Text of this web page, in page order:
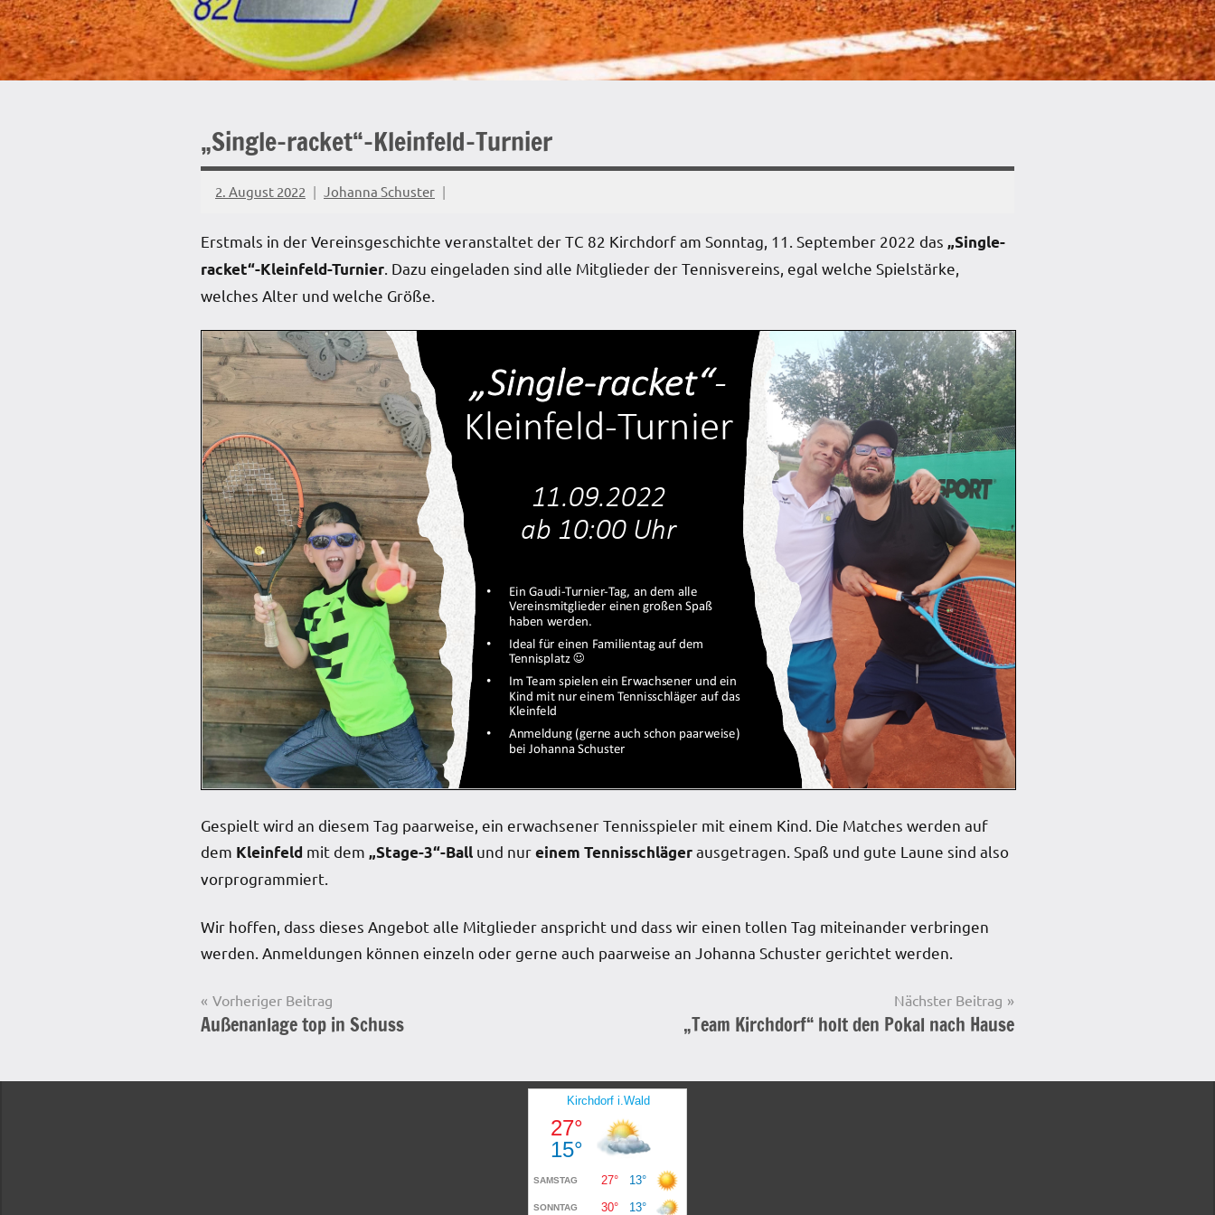
„Single-racket“-Kleinfeld-Turnier
2. August 2022 Johanna Schuster
Erstmals in der Vereinsgeschichte veranstaltet der TC 82 Kirchdorf am Sonntag, 11. September 2022 das „Single-
racket“-Kleinfeld-Turnier. Dazu eingeladen sind alle Mitglieder der Tennisvereins, egal welche Spielstärke,
welches Alter und welche Größe.
Gespielt wird an diesem Tag paarweise, ein erwachsener Tennisspieler mit einem Kind. Die Matches werden auf
dem Kleinfeld mit dem „Stage-3“-Ball und nureinem Tennisschlägerausgetragen. Spaß und gute Laune sind also
vorprogrammiert.
Wir hoffen, dass dieses Angebot alle Mitglieder anspricht und dass wir einen tollen Tag miteinander verbringen
werden. Anmeldungen können einzeln oder gerne auch paarweise an Johanna Schuster gerichtet werden.
Startseite
Beitragsnavigation
Vorheriger Beitrag
Außenanlage top in Schuss
Nächster Beitrag
„Team Kirchdorf“ holt den Pokal nach Hause